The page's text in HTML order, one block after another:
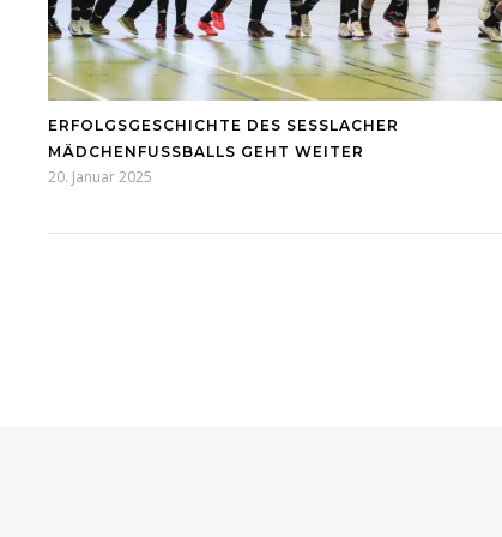
ERFOLGSGESCHICHTE DES SESSLACHER M
ÄDCHENFUSSBALLS GEHT WEITER
20. Januar 2025